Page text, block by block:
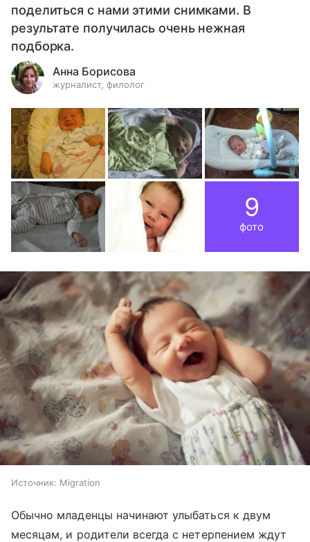
поделиться с нами этими снимками. В
результате получилась очень нежная
подборка.
Анна Борисова
журналист, филолог
9
фото
Источник: Migration
Обычно младенцы начинают улыбаться к двум
месяцам, и родители всегда с нетерпением ждут